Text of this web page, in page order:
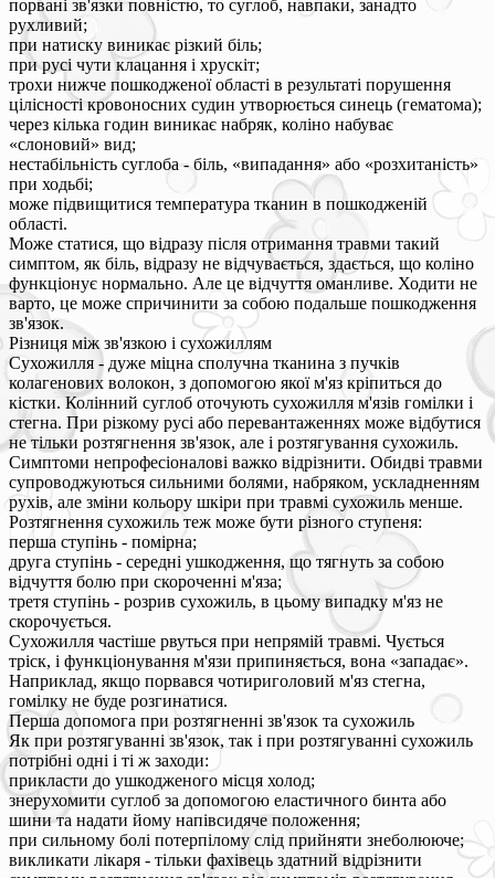
порвані зв'язки повністю, то суглоб, навпаки, занадто
рухливий;
при натиску виникає різкий біль;
при русі чути клацання і хрускіт;
трохи нижче пошкодженої області в результаті порушення
цілісності кровоносних судин утворюється синець (гематома);
через кілька годин виникає набряк, коліно набуває
«слоновий» вид;
нестабільність суглоба - біль, «випадання» або «розхитаність»
при ходьбі;
може підвищитися температура тканин в пошкодженій
області.
Може статися, що відразу після отримання травми такий
симптом, як біль, відразу не відчувається, здається, що коліно
функціонує нормально. Але це відчуття оманливе. Ходити не
варто, це може спричинити за собою подальше пошкодження
зв'язок.
Різниця між зв'язкою і сухожиллям
Сухожилля - дуже міцна сполучна тканина з пучків
колагенових волокон, з допомогою якої м'яз кріпиться до
кістки. Колінний суглоб оточують сухожилля м'язів гомілки і
стегна. При різкому русі або перевантаженнях може відбутися
не тільки розтягнення зв'язок, але і розтягування сухожиль.
Симптоми непрофесіоналові важко відрізнити. Обидві травми
супроводжуються сильними болями, набряком, ускладненням
рухів, але зміни кольору шкіри при травмі сухожиль менше.
Розтягнення сухожиль теж може бути різного ступеня:
перша ступінь - помірна;
друга ступінь - середні ушкодження, що тягнуть за собою
відчуття болю при скороченні м'яза;
третя ступінь - розрив сухожиль, в цьому випадку м'яз не
скорочується.
Сухожилля частіше рвуться при непрямій травмі. Чується
тріск, і функціонування м'язи припиняється, вона «западає».
Наприклад, якщо порвався чотириголовий м'яз стегна,
гомілку не буде розгинатися.
Перша допомога при розтягненні зв'язок та сухожиль
Як при розтягуванні зв'язок, так і при розтягуванні сухожиль
потрібні одні і ті ж заходи:
прикласти до ушкодженого місця холод;
знерухомити суглоб за допомогою еластичного бинта або
шини та надати йому напівсидяче положення;
при сильному болі потерпілому слід прийняти знеболююче;
викликати лікаря - тільки фахівець здатний відрізнити